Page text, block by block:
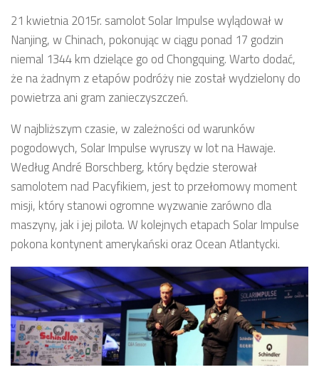
21 kwietnia 2015r. samolot Solar Impulse wylądował w
Nanjing, w Chinach, pokonując w ciągu ponad 17 godzin
niemal 1344 km dzielące go od Chongquing. Warto dodać,
że na żadnym z etapów podróży nie został wydzielony do
powietrza ani gram zanieczyszczeń.
W najbliższym czasie, w zależności od warunków
pogodowych, Solar Impulse wyruszy w lot na Hawaje.
Według André Borschberg, który będzie sterował
samolotem nad Pacyfikiem, jest to przełomowy moment
misji, który stanowi ogromne wyzwanie zarówno dla
maszyny, jak i jej pilota. W kolejnych etapach Solar Impulse
pokona kontynent amerykański oraz Ocean Atlantycki.